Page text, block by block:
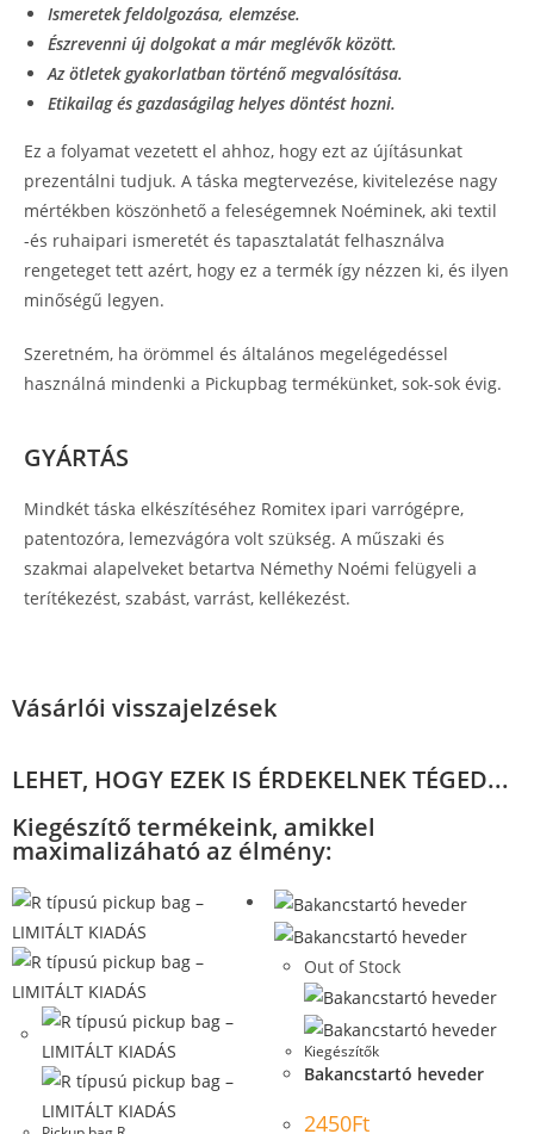
Ismeretek feldolgozása, elemzése.
Észrevenni új dolgokat a már meglévők között.
Az ötletek gyakorlatban történő megvalósítása.
Etikailag és gazdaságilag helyes döntést hozni.
Ez a folyamat vezetett el ahhoz, hogy ezt az újításunkat
prezentálni tudjuk. A táska megtervezése, kivitelezése nagy
mértékben köszönhető a feleségemnek Noéminek, aki textil
-és ruhaipari ismeretét és tapasztalatát felhasználva
rengeteget tett azért, hogy ez a termék így nézzen ki, és ilyen
minőségű legyen.
Szeretném, ha örömmel és általános megelégedéssel
használná mindenki a Pickupbag termékünket, sok-sok évig.
GYÁRTÁS
Mindkét táska elkészítéséhez Romitex ipari varrógépre,
patentozóra, lemezvágóra volt szükség. A műszaki és
szakmai alapelveket betartva Némethy Noémi felügyeli a
terítékezést, szabást, varrást, kellékezést.
Vásárlói visszajelzések
LEHET, HOGY EZEK IS ÉRDEKELNEK TÉGED...
Kiegészítő termékeink, amikkel
maximalizáható az élmény:
Out of Stock
Kiegészítők
Bakancstartó heveder
2450Ft